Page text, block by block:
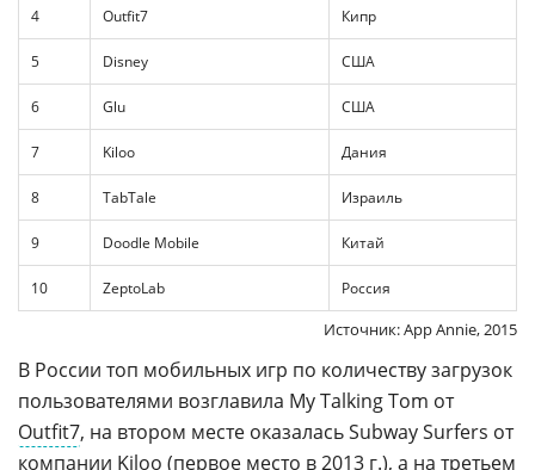
4 Outfit7 Кипр
5 Disney США
6 Glu США
7 Kiloo Дания
8 TabTale Израиль
9 Doodle Mobile Китай
10 ZeptoLab Россия
Источник: App Annie, 2015
В России топ мобильных игр по количеству загрузок
пользователями возглавила My Talking Tom от
Outfit7, на втором месте оказалась Subway Surfers от
компании Kiloo (первое место в 2013 г.), а на третьем